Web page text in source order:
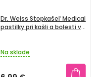
Dr. Weiss Stopkašeľ Medical
pastilky pri kašli a bolesti v
Na sklade